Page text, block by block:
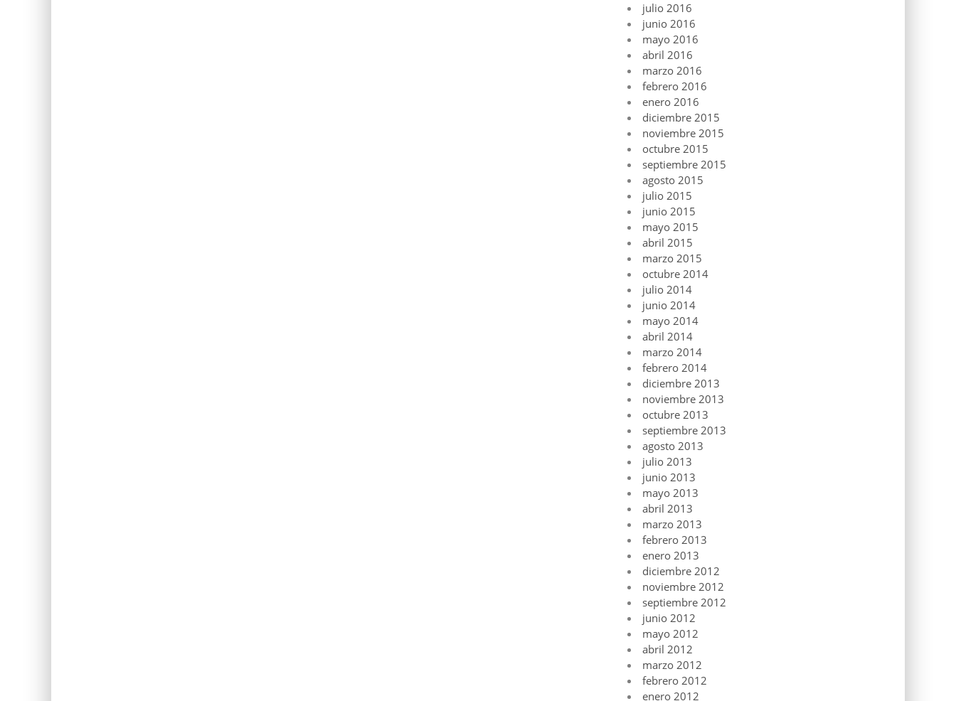
julio 2016
junio 2016
mayo 2016
abril 2016
marzo 2016
febrero 2016
enero 2016
diciembre 2015
noviembre 2015
octubre 2015
septiembre 2015
agosto 2015
julio 2015
junio 2015
mayo 2015
abril 2015
marzo 2015
octubre 2014
julio 2014
junio 2014
mayo 2014
abril 2014
marzo 2014
febrero 2014
diciembre 2013
noviembre 2013
octubre 2013
septiembre 2013
agosto 2013
julio 2013
junio 2013
mayo 2013
abril 2013
marzo 2013
febrero 2013
enero 2013
diciembre 2012
noviembre 2012
septiembre 2012
junio 2012
mayo 2012
abril 2012
marzo 2012
febrero 2012
enero 2012